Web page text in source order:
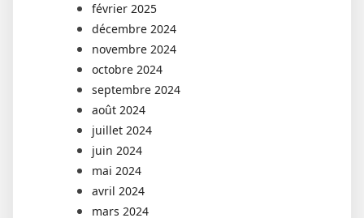
février 2025
décembre 2024
novembre 2024
octobre 2024
septembre 2024
août 2024
juillet 2024
juin 2024
mai 2024
avril 2024
mars 2024